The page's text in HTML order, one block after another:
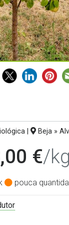
| Beja »
€/kg
pouca